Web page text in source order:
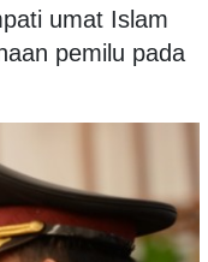
umat Islam
pemilu pada